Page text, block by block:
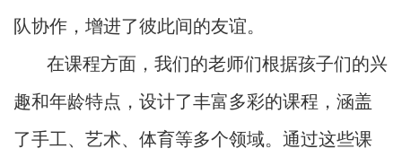
队协作，增进了彼此间的友谊。
在课程方面，我们的老师们根据孩子们的兴
趣和年龄特点，设计了丰富多彩的课程，涵盖
了手工、艺术、体育等多个领域。通过这些课